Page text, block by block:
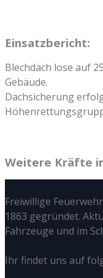
Einsatzbericht:
Blechdach lose auf
Gebäude.
Dachsicherung
Weitere Kräfte
Freiwillige
1863 gegründet.
Fahrzeuge und im
Ihr findet uns auf